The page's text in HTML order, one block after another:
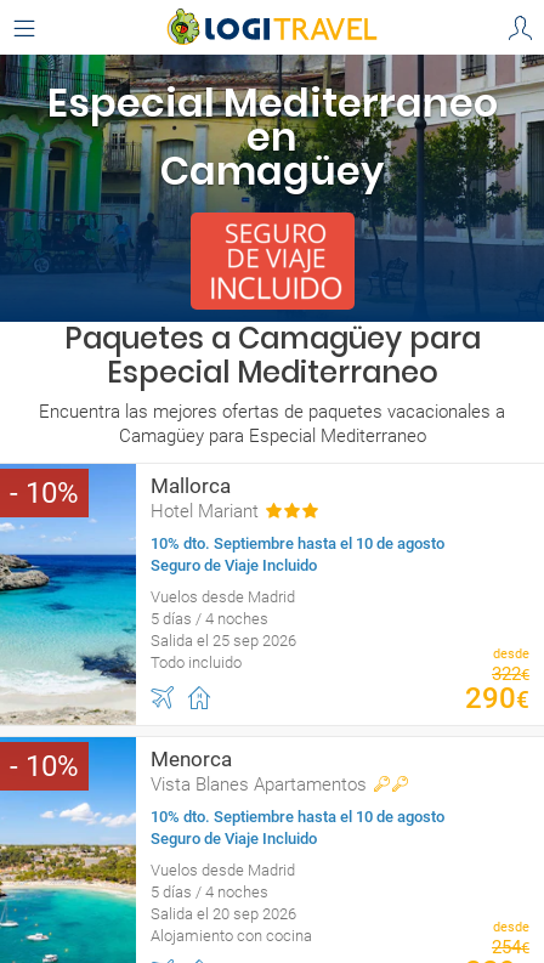
Especial Mediterraneo
en
Camagüey
Paquetes a Camagüey para
Especial Mediterraneo
Encuentra las mejores ofertas de paquetes vacacionales a
Camagüey para Especial Mediterraneo
10 Mallorca
Hotel Mariant
10% dto. Septiembre hasta el 10 de agosto
Seguro de Viaje Incluido
Vuelos desde Madrid
5 días / 4 noches
Salida el 25 sep 2026
Todo incluido
desde
322€
290€
10 Menorca
Vista Blanes Apartamentos
10% dto. Septiembre hasta el 10 de agosto
Seguro de Viaje Incluido
Vuelos desde Madrid
5 días / 4 noches
Salida el 20 sep 2026
Alojamiento con cocina
desde
254€